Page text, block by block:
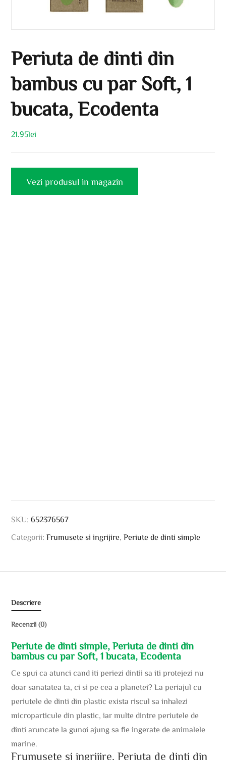
Periuta de dinti din
bambus cu par Soft, 1
bucata, Ecodenta
21.95lei
Vezi produsul in magazin
SKU:652376567
Categorii:Frumusete si ingrijire,Periute de dinti simple
Descriere
Recenzii (0)
Periute de dinti simple, Periuta de dinti din
bambus cu par Soft, 1 bucata, Ecodenta
Ce spui ca atunci cand iti periezi dintii sa iti protejezi nu
doar sanatatea ta, ci si pe cea a planetei? La periajul cu
periutele de dinti din plastic exista riscul sa inhalezi
microparticule din plastic, iar multe dintre periutele de
dinti aruncate la gunoi ajung sa fie ingerate de animalele
marine.
Frumusete si ingrijire, Periuta de dinti din